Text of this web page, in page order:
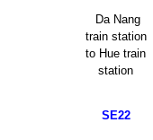
Da Nang
train station
to Hue train
station
SE22